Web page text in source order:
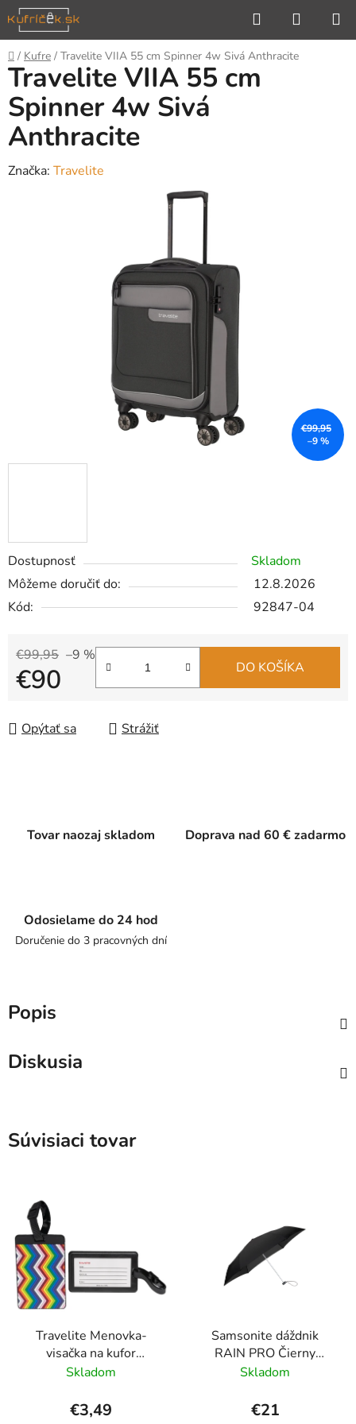
Prejsť
na
obsah
Hľadať
KOŠÍK
Domov
/ Kufre / Travelite VIIA 55 cm Spinner 4w Sivá Anthracite
Dostupnosť
Skladom
Môžeme doručiť do:
12.8.2026
Kód:
92847-04
€99,95 –9 %
€90 DO KOŠÍKA
Opýtať sa Strážiť
Travelite VIIA 55 cm
Spinner 4w Sivá
Anthracite
Značka: Travelite
€99,95
–9 %
Tovar naozaj skladom Doprava nad 60 € zadarmo
Odosielame do 24 hod
Doručenie do 3 pracovných dní
Popis
Diskusia
Súvisiaci tovar
Travelite Menovka-
visačka na kufor
Multicolor Waves
Skladom
€3,49
Samsonite dáždnik
RAIN PRO Čierny
skladací manuálny
Skladom
€21